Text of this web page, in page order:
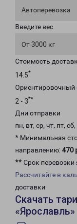
Автоперевозка
Введите вес
От 3000 кг
Стоимость
14.5*
Ориентировочный
2 - 3**
Дни отправки
пн, вт, ср, чт, пт,
* Минимальная
направлению: 470
** Срок перевозки
Рассчитайте в
доставки.
Скачать
«Ярославль»